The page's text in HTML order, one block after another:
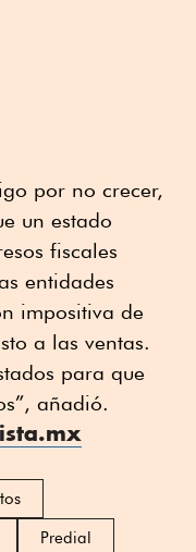
por no crecer,
un estado
fiscales
entidades
impositiva de
a las ventas.
para que
añadió.
Predial